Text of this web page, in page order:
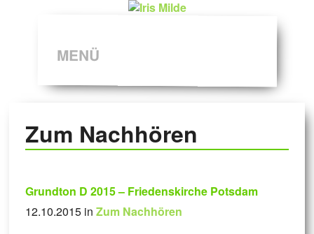
MENÜ
Zum Nachhören
Grundton D 2015 – Friedenskirche Potsdam
12.10.2015 in Zum Nachhören